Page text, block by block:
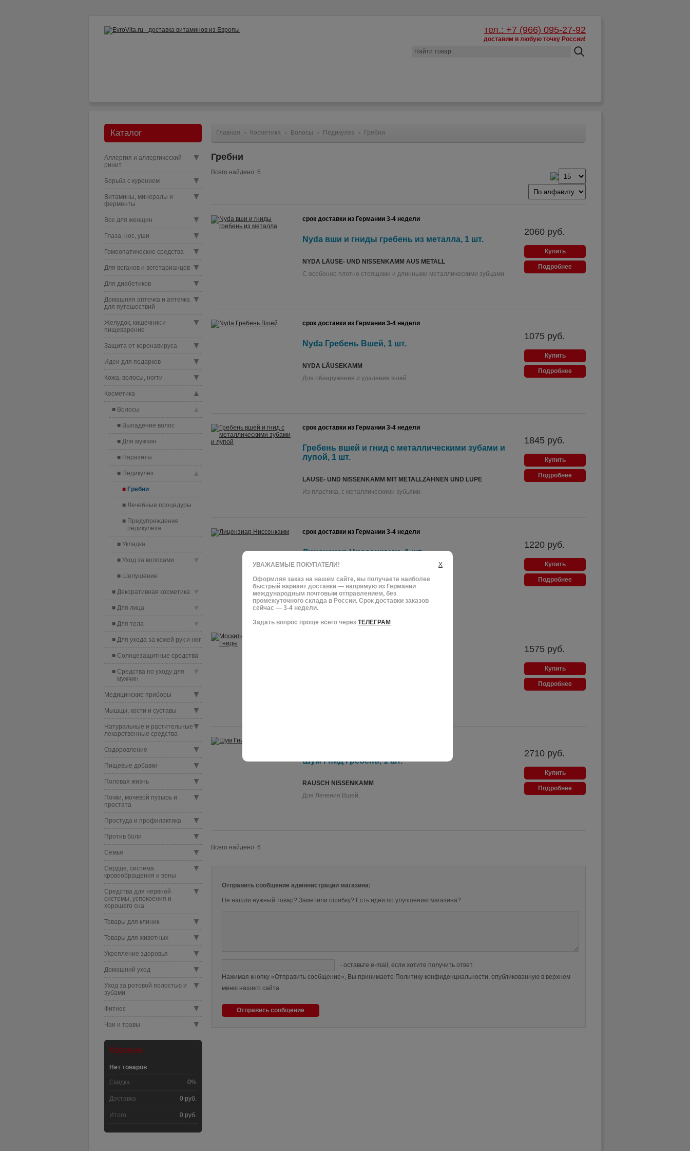
тел.: +7 (966) 095-27-92
доставим в любую точку России!
X
УВАЖАЕМЫЕ ПОКУПАТЕЛИ!
Оформляя заказ на нашем сайте, вы получаете наиболее
быстрый вариант доставки — напрямую из Германии
международным почтовым отправлением, без
промежуточного склада в России. Срок доставки заказов
сейчас — 3-4 недели.
Задать вопрос проще всего через ТЕЛЕГРАМ
Главная > Косметика > Волосы > Педикулез > Гребни
Гребни
Всего найдено: 6
срок доставки из Германии 3-4 недели
Nyda вши и гниды гребень из металла, 1 шт.
NYDA LÄUSE- UND NISSENKAMM AUS METALL
С особенно плотно стоящими и длинными металлическими зубцами.
2060 руб.
Купить
Подробнее
срок доставки из Германии 3-4 недели
Nyda Гребень Вшей, 1 шт.
NYDA LÄUSEKAMM
Для обнаружения и удаления вшей.
1075 руб.
Купить
Подробнее
срок доставки из Германии 3-4 недели
Гребень вшей и гнид с металлическими зубами и
лупой, 1 шт.
LÄUSE- UND NISSENKAMM MIT METALLZÄHNEN UND LUPE
Из пластика, с металлическими зубьями.
1845 руб.
Купить
Подробнее
срок доставки из Германии 3-4 недели
Лицензиар Ниссенкамм, 1 шт.
LICENER NISSENKAMM
Для обнаружения и удаления вшей и гнид.
1220 руб.
Купить
Подробнее
1575 руб.
Купить
Подробнее
Шум Гнид Гребень, 1 шт.
RAUSCH NISSENKAMM
Для Лечения Вшей.
2710 руб.
Купить
Подробнее
Всего найдено: 6
Отправить сообщение администрации магазина:
Не нашли нужный товар? Заметили ошибку? Есть идеи по улучшению магазина?
- оставьте e-mail, если хотите получить ответ.
Нажимая кнопку «Отправить сообщение», Вы принимаете Политику конфиденциальности, опубликованную в верхнем
меню нашего сайта.
Отправить сообщение
Каталог
▼
Аллергия и аллергический
ринит
▼
Борьба с курением
▼
Витамины, минералы и
ферменты
▼
Все для женщин
▼
Глаза, нос, уши
▼
Гомеопатические средства
▼
Для веганов и вегетарианцев
▼
Для диабетиков
▼
Домашняя аптечка и аптечка
для путешествий
▼
Желудок, кишечник и
пищеварение
▼
Защита от коронавируса
▼
Идеи для подарков
▼
Кожа, волосы, ногти
▲
Косметика
▲
Волосы
Выпадение волос
Для мужчин
Паразиты
▲
Педикулез
Гребни
Лечебные процедуры
Предупреждение
педикулеза
Укладка
▼
Уход за волосами
Шелушение
▼
Декоративная косметика
▼
Для лица
▼
Для тела
▼
Для ухода за кожей рук и ног
▼
Солнцезащитные средства
▼
Средства по уходу для
мужчин
▼
Медицинские приборы
▼
Мышцы, кости и суставы
▼
Натуральные и растительные
лекарственные средства
▼
Оздоровление
▼
Пищевые добавки
▼
Половая жизнь
▼
Почки, мочевой пузырь и
простата
▼
Простуда и профилактика
▼
Против боли
▼
Семья
▼
Сердце, система
кровообращения и вены
▼
Средства для нервной
системы, успокоения и
хорошего сна
▼
Товары для клиник
▼
Товары для животных
▼
Укрепление здоровья
▼
Домашний уход
▼
Уход за ротовой полостью и
зубами
▼
Фитнес
▼
Чаи и травы
Корзина
Нет товаров
Скидка 0%
Доставка 0 руб.
Итого 0 руб.